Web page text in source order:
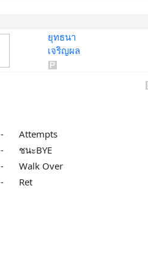
ยุทธนา
เจริญผล
-
Attempts
-
ชนะBYE
-
Walk Over
- Ret